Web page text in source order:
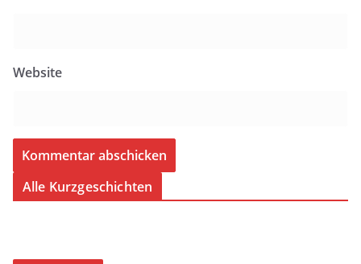
Website
Alle Kurzgeschichten